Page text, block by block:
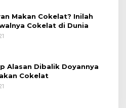
Makan Cokelat? Inilah
Cokelat di Dunia
Alasan Dibalik Doyannya
Cokelat